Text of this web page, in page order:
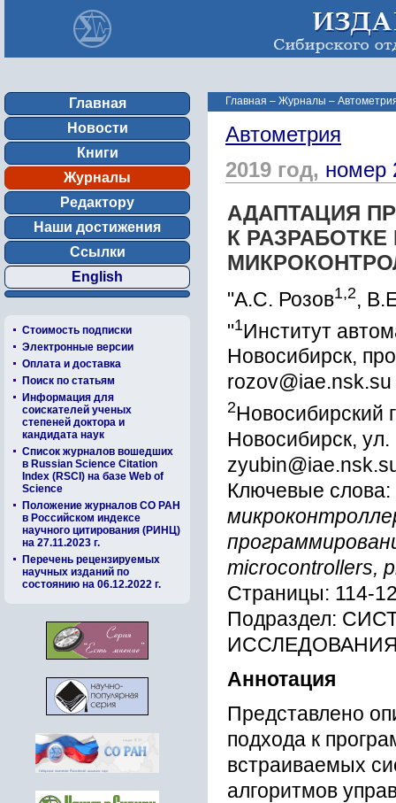
Главная
Новости
Книги
Журналы
Редактору
Наши достижения
Ссылки
English
Стоимость подписки
Электронные версии
Оплата и доставка
Поиск по статьям
Информация для
соискателей ученых
степеней доктора и
кандидата наук
Список журналов вошедших
в Russian Science Citation
Index (RSCI) на базе Web of
Science
Положение журналов СО РАН
в Российском индексе
научного цитирования (РИНЦ)
на 27.11.2023 г.
Перечень рецензируемых
научных изданий по
состоянию на 06.12.2022 г.
Главная – Журналы –
Автометрия
2019 год, номер
АДАПТАЦИЯ
К
"А.С. Розов1,2,
"1Институт
Новосибирск,
rozov@iae.nsk.su
2Новосибирский
Новосибирск,
Ключевые слова:
microcontrollers,
Страницы: 114-
Подраздел:
Аннотация
Представлено
подхода к
встраиваемых
алгоритмов